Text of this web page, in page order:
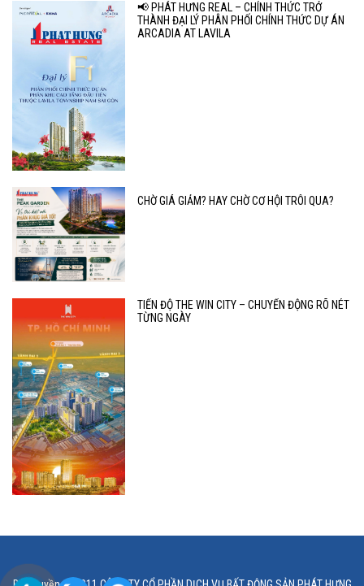
📢 PHÁT HƯNG REAL – CHÍNH THỨC TRỞ
THÀNH ĐẠI LÝ PHÂN PHỐI CHÍNH THỨC DỰ ÁN
ARCADIA AT LAVILA
CHỜ GIÁ GIẢM? HAY CHỜ CƠ HỘI TRÔI QUA?
TIẾN ĐỘ THE WIN CITY – CHUYỂN ĐỘNG RÕ NÉT
TỪNG NGÀY